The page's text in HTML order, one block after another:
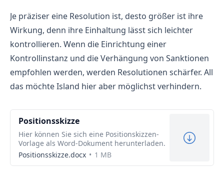
Je präziser eine Resolution ist, desto größer ist ihre
Wirkung, denn ihre Einhaltung lässt sich leichter
kontrollieren. Wenn die Einrichtung einer
Kontrollinstanz und die Verhängung von Sanktionen
empfohlen werden, werden Resolutionen schärfer. All
das möchte Island hier aber möglichst verhindern.
Positionsskizze
Hier können Sie sich eine Positionskizzen-
Vorlage als Word-Dokument herunterladen.
Positionsskizze.docx
1 MB